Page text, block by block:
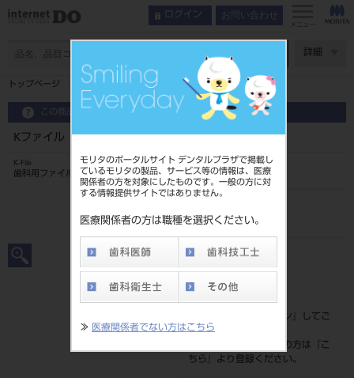
モリタのポータルサイト デンタルプラザで掲載し
ているモリタの製品、サービス等の情報は、医療
関係者の方を対象にしたものです。一般の方に対
する情報提供サイトではありません。
医療関係者の方は職種を選択ください。
≫ 医療関係者でない方はこちら
ログイン お問い合わせ
メニュー
詳細
トップページ Kファイル 31mm 6入 ＃25
この商品に関するお問い合わせ
Kファイル 31mm 6入 ＃25
K-File
歯科用ファイル
20239005525
JAN/EANコード
標準価格
ログイン
』してご
覧ください。
ネット会員登録がまだの方は『
こ
ちら
』より登録ください。